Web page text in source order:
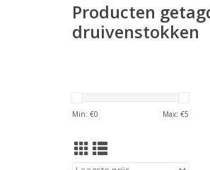
Producten
druivenstokken
Min: €0 Max: €5